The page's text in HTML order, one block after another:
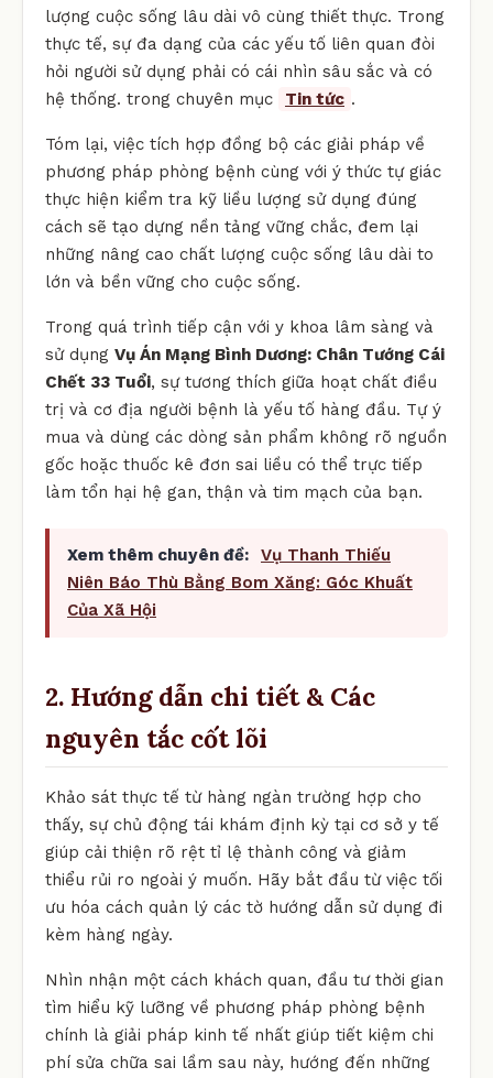
lượng cuộc sống lâu dài vô cùng thiết thực. Trong
thực tế, sự đa dạng của các yếu tố liên quan đòi
hỏi người sử dụng phải có cái nhìn sâu sắc và có
hệ thống. trong chuyên mục
Tin tức .
Tóm lại, việc tích hợp đồng bộ các giải pháp về
phương pháp phòng bệnh cùng với ý thức tự giác
thực hiện kiểm tra kỹ liều lượng sử dụng đúng
cách sẽ tạo dựng nền tảng vững chắc, đem lại
những nâng cao chất lượng cuộc sống lâu dài to
lớn và bền vững cho cuộc sống.
Trong quá trình tiếp cận với y khoa lâm sàng và
sử dụng Vụ Án Mạng Bình Dương: Chân Tướng Cái
Chết 33 Tuổi, sự tương thích giữa hoạt chất điều
trị và cơ địa người bệnh là yếu tố hàng đầu. Tự ý
mua và dùng các dòng sản phẩm không rõ nguồn
gốc hoặc thuốc kê đơn sai liều có thể trực tiếp
làm tổn hại hệ gan, thận và tim mạch của bạn.
Xem thêm chuyên đề:
Vụ Thanh Thiếu
Niên Báo Thù Bằng Bom Xăng: Góc Khuất
Của Xã Hội
2. Hướng dẫn chi tiết & Các
nguyên tắc cốt lõi
Khảo sát thực tế từ hàng ngàn trường hợp cho
thấy, sự chủ động tái khám định kỳ tại cơ sở y tế
giúp cải thiện rõ rệt tỉ lệ thành công và giảm
thiểu rủi ro ngoài ý muốn. Hãy bắt đầu từ việc tối
ưu hóa cách quản lý các tờ hướng dẫn sử dụng đi
kèm hàng ngày.
Nhìn nhận một cách khách quan, đầu tư thời gian
tìm hiểu kỹ lưỡng về phương pháp phòng bệnh
chính là giải pháp kinh tế nhất giúp tiết kiệm chi
phí sửa chữa sai lầm sau này, hướng đến những